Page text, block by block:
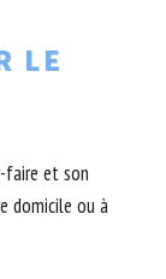
LE
et son
domicile ou à